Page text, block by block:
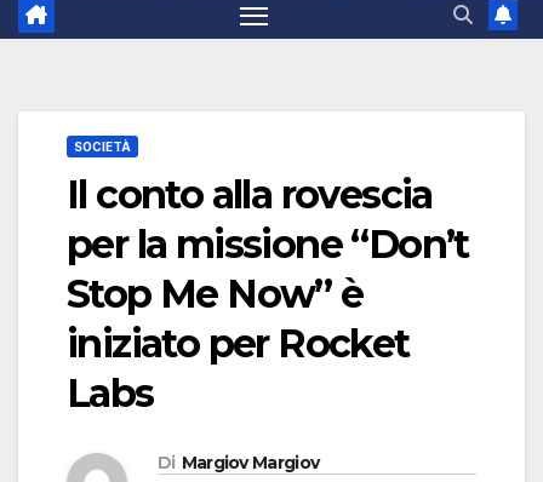
SOCIETÀ
Il conto alla rovescia
per la missione “Don’t
Stop Me Now” è
iniziato per Rocket
Labs
Di Margiov Margiov